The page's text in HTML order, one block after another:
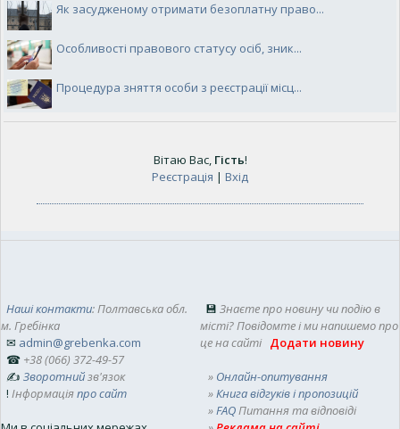
Як засудженому отримати безоплатну право...
Особливості правового статусу осіб, зник...
Процедура зняття особи з реєстрації місц...
Вітаю Вас, Гість!
Реєстрація | Вхід
Наші контакти: Полтавська обл.
м. Гребінка
✉ admin@grebenka.com
☎ +38 (066) 372-49-57
✍ Зворотнийзв'язок
! Інформаціяпро сайт
💾 Знаєте про новину чи подію в
місті? Повідомте і ми напишемо про
це на сайті Додати новину
» Онлайн-опитування
»Книга відгуків і пропозицій
»FAQПитання та відповіді